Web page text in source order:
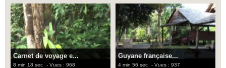
Carnet de voyage e...
8 min 18 sec - Vues : 968
Guyane française...
4 min 56 sec - Vues : 937